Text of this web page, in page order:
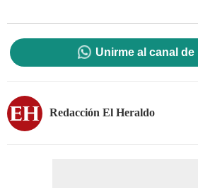
Unirme al canal
Redacción El Heraldo